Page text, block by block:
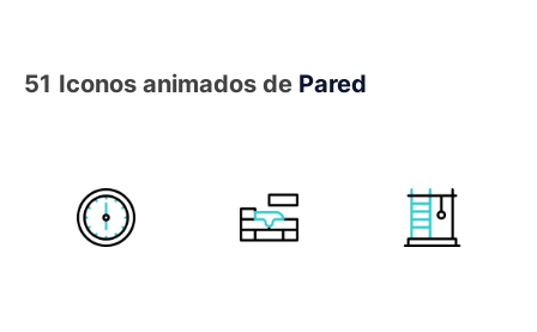
51 Iconos animados de Pared